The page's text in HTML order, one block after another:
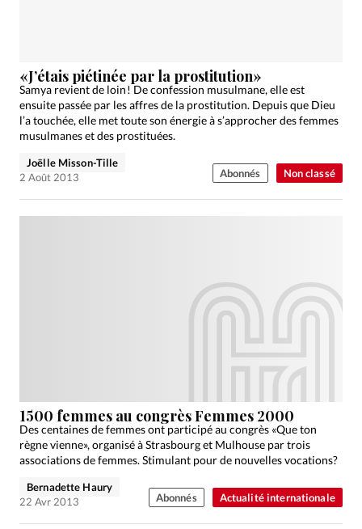
Non classé
«J’étais piétinée par la prostitution»
Samya revient de loin ! De confession musulmane, elle est
ensuite passée par les affres de la prostitution. Depuis que Dieu
l’a touchée, elle met toute son énergie à s’approcher des femmes
musulmanes et des prostituées.
Joëlle Misson-Tille
2 Août 2013
Abonnés
Actualité internationale
1500 femmes au congrès Femmes 2000
Des centaines de femmes ont participé au congrès «Que ton
règne vienne», organisé à Strasbourg et Mulhouse par trois
associations de femmes. Stimulant pour de nouvelles vocations?
Bernadette Haury
22 Avr 2013
Abonnés